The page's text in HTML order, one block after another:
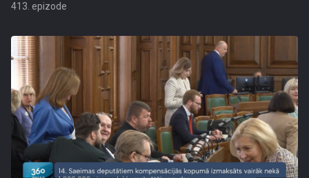
413. epizode